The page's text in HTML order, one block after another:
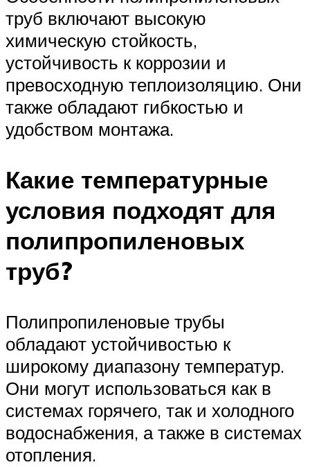
труб включают высокую
химическую стойкость,
устойчивость к коррозии и
превосходную теплоизоляцию. Они
также обладают гибкостью и
удобством монтажа.
Какие температурные
условия подходят для
полипропиленовых
труб?
Полипропиленовые трубы
обладают устойчивостью к
широкому диапазону температур.
Они могут использоваться как в
системах горячего, так и холодного
водоснабжения, а также в системах
отопления.